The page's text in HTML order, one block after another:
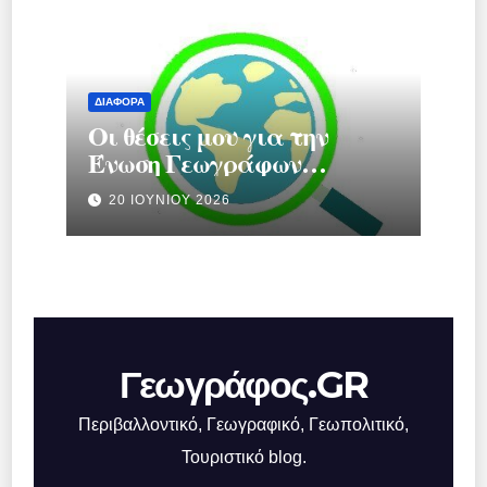
ΔΙΆΦΟΡΑ
Οι θέσεις μου για την
Ένωση Γεωγράφων
Ελλάδας.
20 ΙΟΥΝΊΟΥ 2026
Γεωγράφος.GR
Περιβαλλοντικό, Γεωγραφικό, Γεωπολιτικό,
Τουριστικό blog.